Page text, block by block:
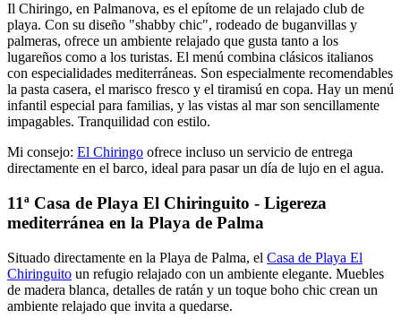
Il Chiringo, en Palmanova, es el epítome de un relajado club de
playa. Con su diseño "shabby chic", rodeado de buganvillas y
palmeras, ofrece un ambiente relajado que gusta tanto a los
lugareños como a los turistas. El menú combina clásicos italianos
con especialidades mediterráneas. Son especialmente recomendables
la pasta casera, el marisco fresco y el tiramisú en copa. Hay un menú
infantil especial para familias, y las vistas al mar son sencillamente
impagables. Tranquilidad con estilo.
Mi consejo: El Chiringo ofrece incluso un servicio de entrega
directamente en el barco, ideal para pasar un día de lujo en el agua.
11ª Casa de Playa El Chiringuito - Ligereza
mediterránea en la Playa de Palma
Situado directamente en la Playa de Palma, el Casa de Playa El
Chiringuito un refugio relajado con un ambiente elegante. Muebles
de madera blanca, detalles de ratán y un toque boho chic crean un
ambiente relajado que invita a quedarse.